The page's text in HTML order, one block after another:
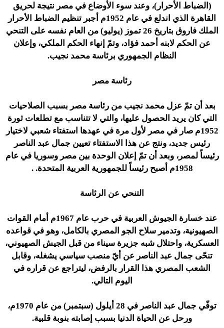
(الضباط الأحرار)، وعند سوء الأوضاع في مصر نتيجة لحريق
القاهرة الذي اندلع في عام 1952م أجبر تنظيم الضباط الأحرار
الملك فاروق بتاريخ 26 تموز (يوليو) من العام نفسه على التنحي
عن الحكم لابنه أحمد فؤاد، وتمّ إنهاء الحكم الملكي، وإعلان
النظام الجمهوري برئاسة محمد نجيب.
رئاسة مصر
بعد أن تمّ عزل محمد نجيب من رئاسة مصر بسبب الصلاحيات
التي كان يريد الحصول عليها، والتي لا تتناسب مع تطلعات ثورة
1952م صار في مصر لأول مرة في عهدها استفتاء شعبي لاختيار
رئيس جديد، ونتج عن هذا الاستفتاء تعيين جمال عبد الناصر
رئيساً لمصر، وبعد أن تمّ إعلان الوحدة بين مصر وسوريا في عام
1958م أصبح رئيساً للجمهورية العربية المتحدة. .
التنحي عن الرئاسة
عند خسارة الجيوش العربية في حرب عام 1967م أمام القوات
الصهيونية، وتدمير سلاح الجو المصري بالكامل، وهو في قواعده
العسكرية، واحتلال شبه جزيرة سيناء من قبل الجيش الصهيوني،
تنحّى جمال عبد الناصر عن أيّ منصب سياسي يشغله، وقابل
الشعب المصري هذا القرار بالرفض، ليتراجع عن قراره في
اليوم التالي.
توفّي جمال عبد الناصر في 28 أيلول (سبتمبر) من عام 1970م،
ورحل عن الحياة الدنيا بسبب إصابته بنوبة قلبية.